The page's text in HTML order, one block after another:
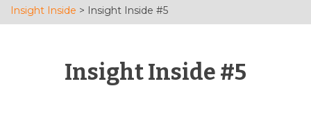
Insight Inside > Insight Inside #5
Insight Inside #5